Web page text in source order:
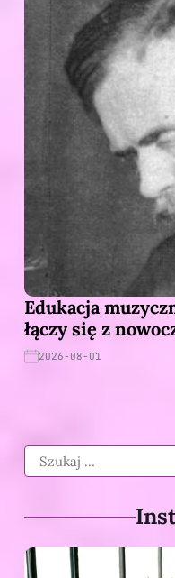
Edukacja
łączy się z
2026-08-01